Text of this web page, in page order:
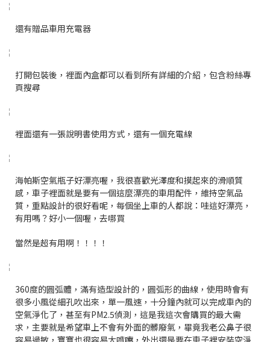
還有贈品車用充電器
打開包裝後，裡面內盒都可以看到所有詳細的介紹，包含粉絲專
頁搜尋
裡面還有一張說明書使用方式，還有一個充電線
海帕斯空氣瓶子好漂亮喔，我很喜歡光澤度和摸起來的滑順質
感，車子裡面就是要有一個這麼漂亮的車用配件，維持空氣品
質，重點設計的很好看呢，每個坐上車的人都說：哇這好漂亮，
有用嗎？好小一個喔，去哪買
當然是超有用啊！！！！
360度的圓弧體，滿有造型設計的，圓弧形的曲線，使用時會有
很多小風從細孔吹出來，單一風速，十分鐘內就可以完成車內的
空氣淨化了，甚至有PM2.5偵測 ，這是我這次會購買的最大需
求，主要就是希望車上不會有外面的髒廢氣，畢竟我老公鼻子很
容易過敏，寶寶也很容易大噴嚏，外出還是要在車子裡安裝空淨